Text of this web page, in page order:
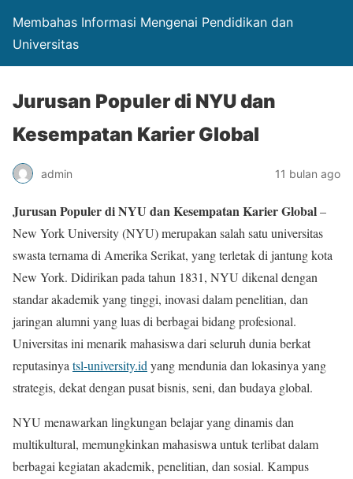
Membahas Informasi Mengenai Pendidikan dan
Universitas
Jurusan Populer di NYU dan
Kesempatan Karier Global
admin 11 bulan ago
Jurusan Populer di NYU dan Kesempatan Karier Global–
New York University (NYU) merupakan salah satu universitas
swasta ternama di Amerika Serikat, yang terletak di jantung kota
New York. Didirikan pada tahun 1831, NYU dikenal dengan
standar akademik yang tinggi, inovasi dalam penelitian, dan
jaringan alumni yang luas di berbagai bidang profesional.
Universitas ini menarik mahasiswa dari seluruh dunia berkat
reputasinya tsl-university.id yang mendunia dan lokasinya yang
strategis, dekat dengan pusat bisnis, seni, dan budaya global.
NYU menawarkan lingkungan belajar yang dinamis dan
multikultural, memungkinkan mahasiswa untuk terlibat dalam
berbagai kegiatan akademik, penelitian, dan sosial. Kampus